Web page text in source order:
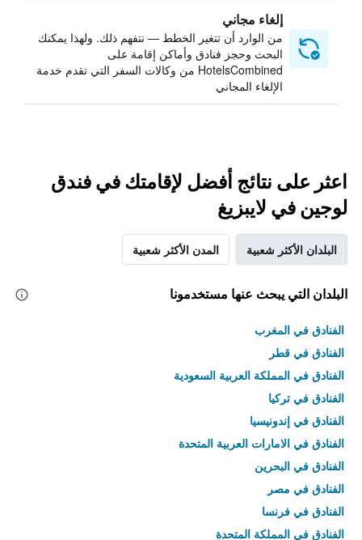
إلغاء مجاني
من الوارد أن تتغير الخطط — نتفهم ذلك. ولهذا يمكنك
البحث وحجز فنادق وأماكن إقامة على
HotelsCombined من وكالات السفر التي تقدم خدمة
الإلغاء المجاني
اعثر على نتائج أفضل لإقامتك في فندق
لوجين في لايبزيغ
البلدان الأكثر شعبية المدن الأكثر شعبية
البلدان التي يبحث عنها مستخدمونا
الفنادق في المغرب
الفنادق في قطر
الفنادق في المملكة العربية السعودية
الفنادق في تركيا
الفنادق في إندونيسيا
الفنادق في الامارات العربية المتحدة
الفنادق في البحرين
الفنادق في مصر
الفنادق في فرنسا
الفنادق في المملكة المتحدة